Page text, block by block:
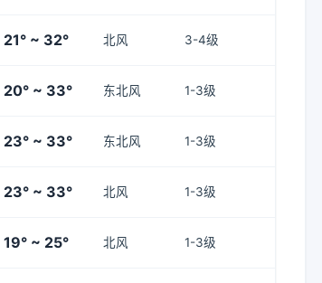
21° ~ 32° 北风 3-4级
20° ~ 33° 东北风 1-3级
23° ~ 33° 东北风 1-3级
23° ~ 33° 北风 1-3级
19° ~ 25° 北风 1-3级